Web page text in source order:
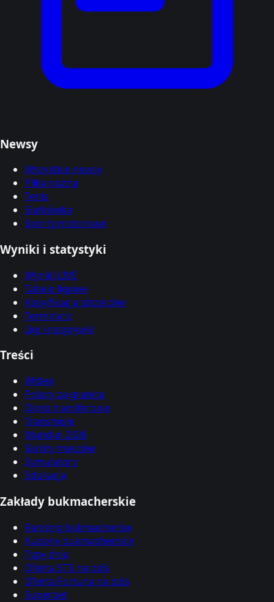
Newsy
Wszystkie newsy
Piłka nożna
Tenis
Siatkówka
Sporty motorowe
Wyniki i statystyki
Wyniki LIVE
Tabele ligowe
Klasyfikacja strzelców
Terminarz
Ligi i rozgrywki
Treści
Wideo
Polacy za granicą
Okno transferowe
Transmisje
Mundial 2026
Skróty meczów
Symulatory
Edukacja
Zakłady bukmacherskie
Ranking bukmacherów
Kupony bukmacherskie
Typy dnia
Oferta STS na dziś
Oferta Fortuna na dziś
Superbet